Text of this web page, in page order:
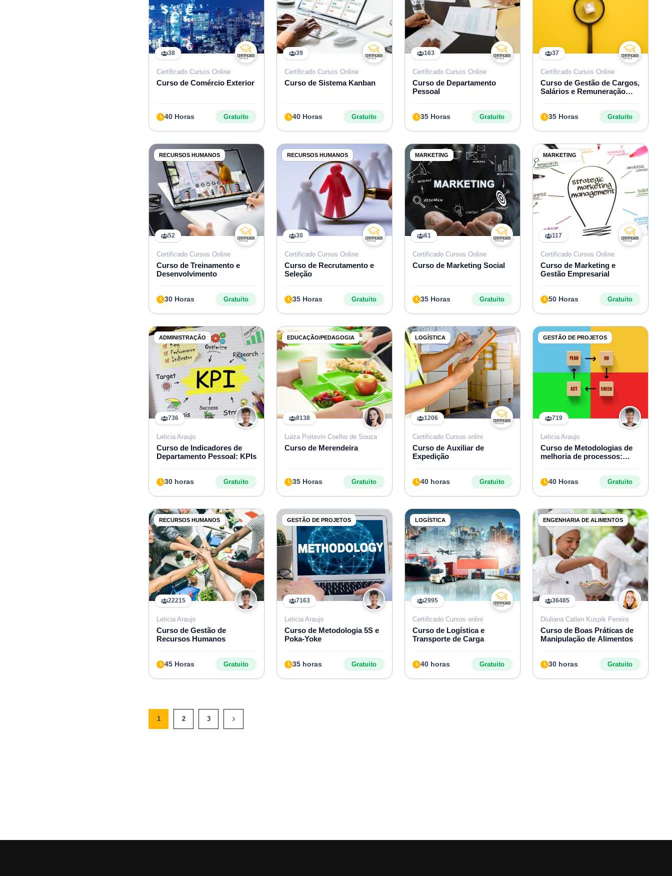
38
Certificado Cursos Online
Curso de Comércio Exterior
40 Horas Gratuito
39
Certificado Cursos Online
Curso de Sistema Kanban
40 Horas Gratuito
163
Certificado Cursos Online
Curso de Departamento
Pessoal
35 Horas Gratuito
37
Certificado Cursos Online
Curso de Gestão de Cargos,
Salários e Remuneração
35 Horas Gratuito
RECURSOS HUMANOS
52
Certificado Cursos Online
Curso de Treinamento e
Desenvolvimento
30 Horas Gratuito
RECURSOS HUMANOS
30
Certificado Cursos Online
Curso de Recrutamento e
Seleção
35 Horas Gratuito
MARKETING
61
Certificado Cursos Online
Curso de Marketing Social
35 Horas Gratuito
MARKETING
117
Certificado Cursos Online
Curso de Marketing e
Gestão Empresarial
50 Horas Gratuito
ADMINISTRAÇÃO
736
Leticia Araujo
Curso de Indicadores de
Departamento Pessoal: KPIs
30 horas Gratuito
EDUCAÇÃO/PEDAGOGIA
8138
Luiza Poitevin Coelho de Souza
Curso de Merendeira
35 Horas Gratuito
LOGÍSTICA
1206
Certificado Cursos onlini
Curso de Auxiliar de
Expedição
40 horas Gratuito
GESTÃO DE PROJETOS
719
Leticia Araujo
Curso de Metodologias de
melhoria de processos:
40 Horas Gratuito
RECURSOS HUMANOS
22215
Leticia Araujo
Curso de Gestão de
Recursos Humanos
45 Horas Gratuito
GESTÃO DE PROJETOS
7163
Leticia Araujo
Curso de Metodologia 5S e
Poka-Yoke
35 horas Gratuito
LOGÍSTICA
2995
Certificado Cursos onlini
Curso de Logística e
Transporte de Carga
40 horas Gratuito
ENGENHARIA DE ALIMENTOS
36485
Diuliana Catlen Kuspik Pereira
Curso de Boas Práticas de
Manipulação de Alimentos
30 horas Gratuito
1 2 3